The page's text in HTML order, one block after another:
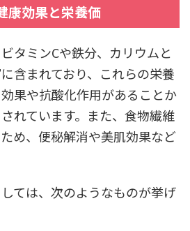
康効果と栄養価
タミンCや鉄分、カリウムと
含まれており、これらの栄養
果や抗酸化作用があることか
れています。また、食物繊維
め、便秘解消や美肌効果など
ては、次のようなものが挙げ